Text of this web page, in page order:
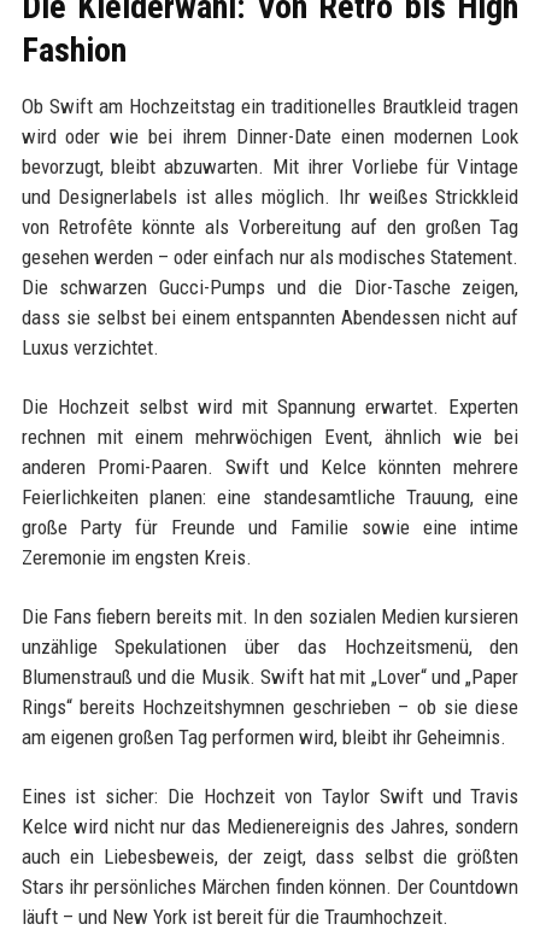
Fashion
Ob Swift am Hochzeitstag ein traditionelles Brautkleid tragen
wird oder wie bei ihrem Dinner-Date einen modernen Look
bevorzugt, bleibt abzuwarten. Mit ihrer Vorliebe für Vintage
und Designerlabels ist alles möglich. Ihr weißes Strickkleid
von Retrofête könnte als Vorbereitung auf den großen Tag
gesehen werden – oder einfach nur als modisches Statement.
Die schwarzen Gucci-Pumps und die Dior-Tasche zeigen,
dass sie selbst bei einem entspannten Abendessen nicht auf
Luxus verzichtet.
Die Hochzeit selbst wird mit Spannung erwartet. Experten
rechnen mit einem mehrwöchigen Event, ähnlich wie bei
anderen Promi-Paaren. Swift und Kelce könnten mehrere
Feierlichkeiten planen: eine standesamtliche Trauung, eine
große Party für Freunde und Familie sowie eine intime
Zeremonie im engsten Kreis.
Die Fans fiebern bereits mit. In den sozialen Medien kursieren
unzählige Spekulationen über das Hochzeitsmenü, den
Blumenstrauß und die Musik. Swift hat mit „Lover“ und „Paper
Rings“ bereits Hochzeitshymnen geschrieben – ob sie diese
am eigenen großen Tag performen wird, bleibt ihr Geheimnis.
Eines ist sicher: Die Hochzeit von Taylor Swift und Travis
Kelce wird nicht nur das Medienereignis des Jahres, sondern
auch ein Liebesbeweis, der zeigt, dass selbst die größten
Stars ihr persönliches Märchen finden können. Der Countdown
läuft – und New York ist bereit für die Traumhochzeit.